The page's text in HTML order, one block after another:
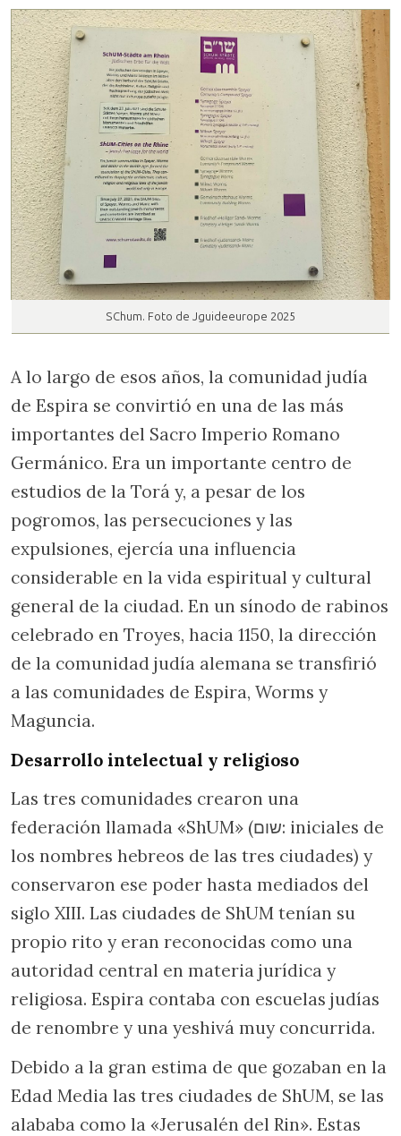
SChum. Foto de Jguideeurope 2025
A lo largo de esos años, la comunidad judía
de Espira se convirtió en una de las más
importantes del Sacro Imperio Romano
Germánico. Era un importante centro de
estudios de la Torá y, a pesar de los
pogromos, las persecuciones y las
expulsiones, ejercía una influencia
considerable en la vida espiritual y cultural
general de la ciudad. En un sínodo de rabinos
celebrado en Troyes, hacia 1150, la dirección
de la comunidad judía alemana se transfirió
a las comunidades de Espira, Worms y
Maguncia.
Desarrollo intelectual y religioso
Las tres comunidades crearon una
federación llamada «ShUM» (שום: iniciales de
los nombres hebreos de las tres ciudades) y
conservaron ese poder hasta mediados del
siglo XIII. Las ciudades de ShUM tenían su
propio rito y eran reconocidas como una
autoridad central en materia jurídica y
religiosa. Espira contaba con escuelas judías
de renombre y una yeshivá muy concurrida.
Debido a la gran estima de que gozaban en la
Edad Media las tres ciudades de ShUM, se las
alababa como la «Jerusalén del Rin». Estas